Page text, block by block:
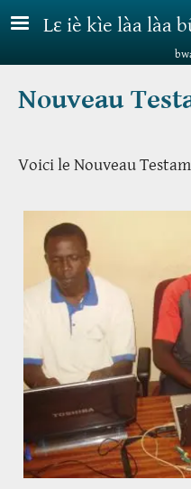
Aller au contenu principal
Lɛ iè kìe làa làa
Nouveau
Voici le Nouveau